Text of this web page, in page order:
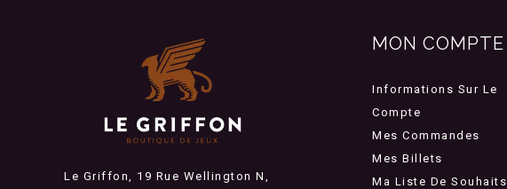
Le Griffon, 19 Rue Wellington N,
MON COMPTE
Informations Sur Le
Compte
Mes Commandes
Mes Billets
Ma Liste De Souhaits